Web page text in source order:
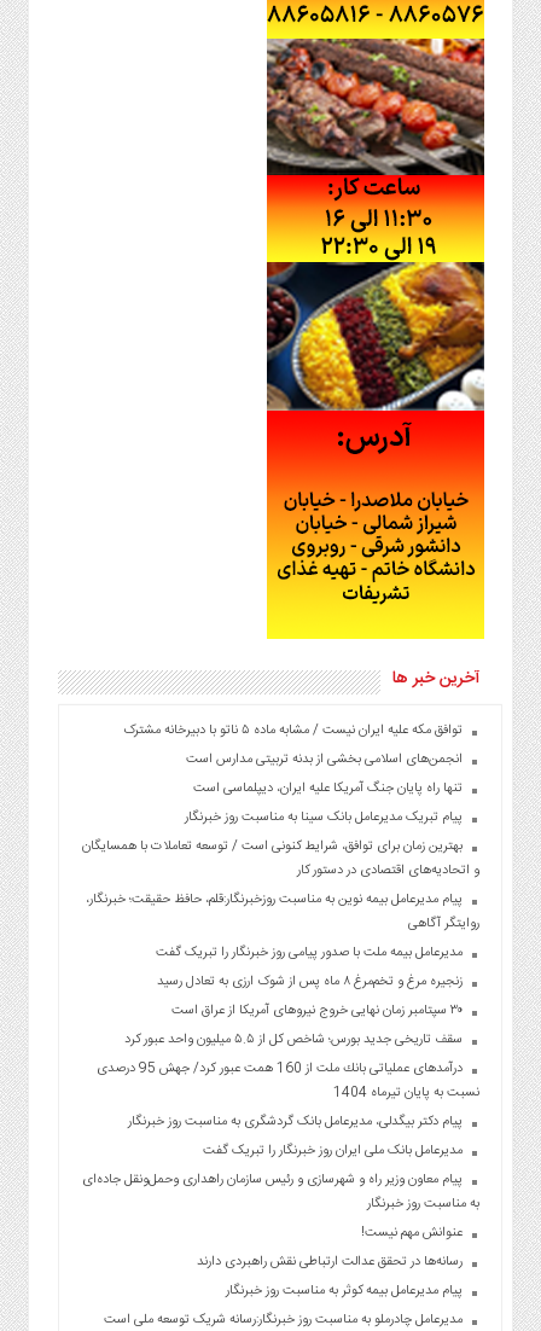
آخرین خبر ها
توافق مکه علیه ایران نیست / مشابه ماده ۵ ناتو با دبیرخانه مشترک
انجمن‌های اسلامی بخشی از بدنه تربیتی مدارس است
تنها راه پایان جنگ آمریکا علیه ایران، دیپلماسی است
پیام تبریک مدیرعامل بانک سینا به مناسبت روز خبرنگار
بهترین زمان برای توافق، شرایط کنونی است / توسعه تعاملات با همسایگان
و اتحادیه‌های اقتصادی در دستور کار
پیام مدیرعامل بیمه نوین به مناسبت روزخبرنگار:قلم، حافظ حقیقت؛ خبرنگار،
روایتگر آگاهی
مدیرعامل بیمه ملت با صدور پیامی روز خبرنگار را تبریک گفت
زنجیره مرغ و تخم‌مرغ ۸ ماه پس از شوک ارزی به تعادل رسید
۳۰ سپتامبر زمان نهایی خروج نیروهای آمریکا از عراق است
سقف تاریخی جدید بورس؛ شاخص کل از ۵.۵ میلیون واحد عبور کرد
درآمدهای عملیاتی بانك ملت از 160 همت عبور كرد/ جهش 95 درصدی
نسبت به پایان تیرماه 1404
پیام دکتر بیگدلی، مدیرعامل بانک گردشگری به مناسبت روز خبرنگار
مدیرعامل بانک ملی ایران روز خبرنگار را تبریک گفت
پیام معاون وزیر راه و شهرسازی و رئیس سازمان راهداری وحمل‌ونقل جاده‌ای
به مناسبت روز خبرنگار
عنوانش مهم نیست!
رسانه‌ها در تحقق عدالت ارتباطی نقش راهبردی دارند
پیام مدیرعامل بیمه کوثر به مناسبت روز خبرنگار
مدیرعامل چادرملو به مناسبت روز خبرنگار:رسانه شریک توسعه ملی است